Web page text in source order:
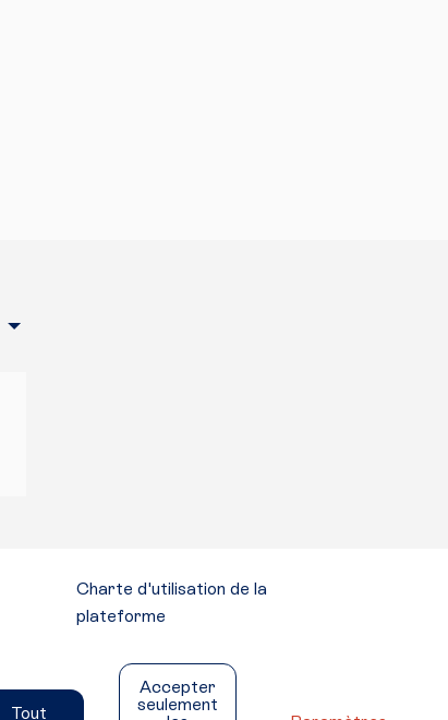
Tout
Accepter
seulement
Charte d'utilisation de la
plateforme
Conditions générales d'utilisation
Accessibilité